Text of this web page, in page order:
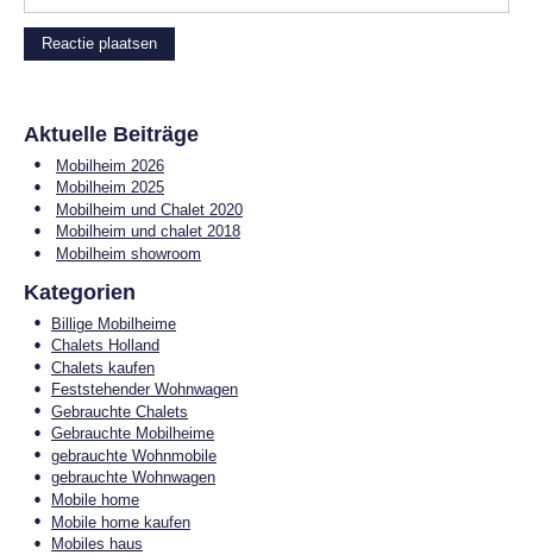
Aktuelle Beiträge
Mobilheim 2026
Mobilheim 2025
Mobilheim und Chalet 2020
Mobilheim und chalet 2018
Mobilheim showroom
Kategorien
Billige Mobilheime
Chalets Holland
Chalets kaufen
Feststehender Wohnwagen
Gebrauchte Chalets
Gebrauchte Mobilheime
gebrauchte Wohnmobile
gebrauchte Wohnwagen
Mobile home
Mobile home kaufen
Mobiles haus